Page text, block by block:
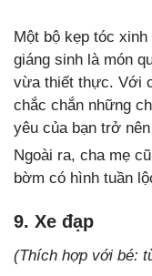
Một bộ kẹp tóc
giáng sinh là món
vừa thiết thực. Với
chắc chắn những
yêu của bạn trở
Ngoài ra, cha mẹ
bờm có hình tuần
9. Xe đạp
(Thích hợp với bé: